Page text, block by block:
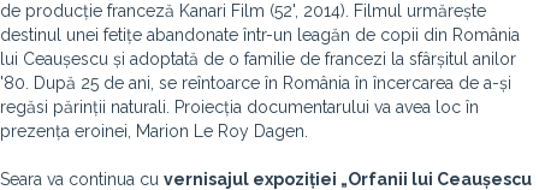
de producție franceză Kanari Film (52', 2014). Filmul urmărește
destinul unei fetițe abandonate într-un leagăn de copii din România
lui Ceaușescu și adoptată de o familie de francezi la sfârșitul anilor
'80. După 25 de ani, se reîntoarce în România în încercarea de a-și
regăsi părinții naturali. Proiecția documentarului va avea loc în
prezența eroinei, Marion Le Roy Dagen.
Seara va continua cu vernisajul expoziției „Orfanii lui Ceaușescu